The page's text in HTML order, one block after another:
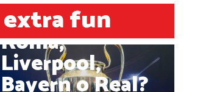
extra fun
Roma,
Liverpool,